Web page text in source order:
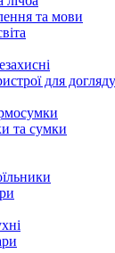
та мови
для
та сумки